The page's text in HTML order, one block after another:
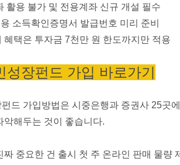
활용 불가 및 전용계좌 신규 개설 필수
소득확인증명서 발급번호 미리 준비
혜택은 투자금 7천만 원 한도까지만 적용
장펀드 가입 바로가기
드 가입방법은 시중은행과 증권사 25곳
악해두는 것이 좋습니다.
짜 중요한 건 출시 첫 주 온라인 판매 물량